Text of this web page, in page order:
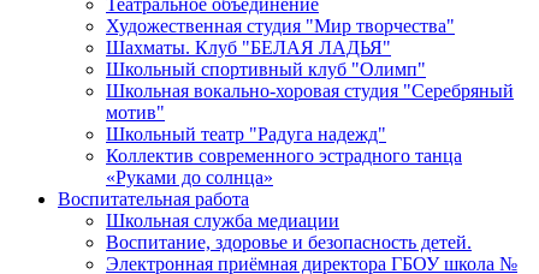
Театральное объединение
Художественная студия "Мир творчества"
Шахматы. Клуб "БЕЛАЯ ЛАДЬЯ"
Школьный спортивный клуб "Олимп"
Школьная вокально-хоровая студия "Серебряный
мотив"
Школьный театр "Радуга надежд"
Коллектив современного эстрадного танца
«Руками до солнца»
Воспитательная работа
Школьная служба медиации
Воспитание, здоровье и безопасность детей.
Электронная приёмная директора ГБОУ школа №